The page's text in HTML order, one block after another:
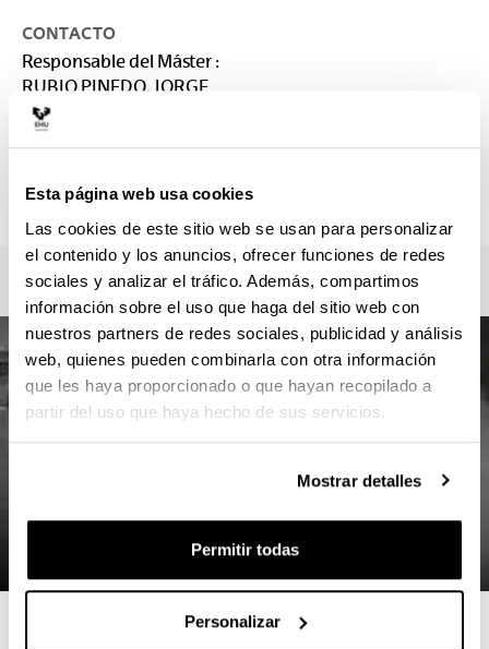
Esta página web usa cookies
Las cookies de este sitio web se usan para personalizar
el contenido y los anuncios, ofrecer funciones de redes
sociales y analizar el tráfico. Además, compartimos
información sobre el uso que haga del sitio web con
nuestros partners de redes sociales, publicidad y análisis
web, quienes pueden combinarla con otra información
que les haya proporcionado o que hayan recopilado a
partir del uso que haya hecho de sus servicios.
Mostrar detalles
Permitir todas
Personalizar
CONTACTO
Responsable del Máster :
RUBIO PINEDO, JORGE
jorge.rubio@ehu.eus
Secretaría :
arteederrak.masterra@ehu.es
4 RAZONES PARA ELEGIR ESTE